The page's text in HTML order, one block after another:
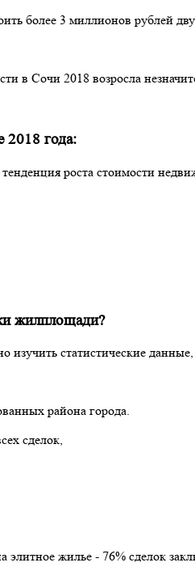
более 3 миллионов рублей
Сочи 2018 возросла
2018 года:
роста стоимости
жилплощади?
статистические
района города.
сделок,
жилье - 76% сделок